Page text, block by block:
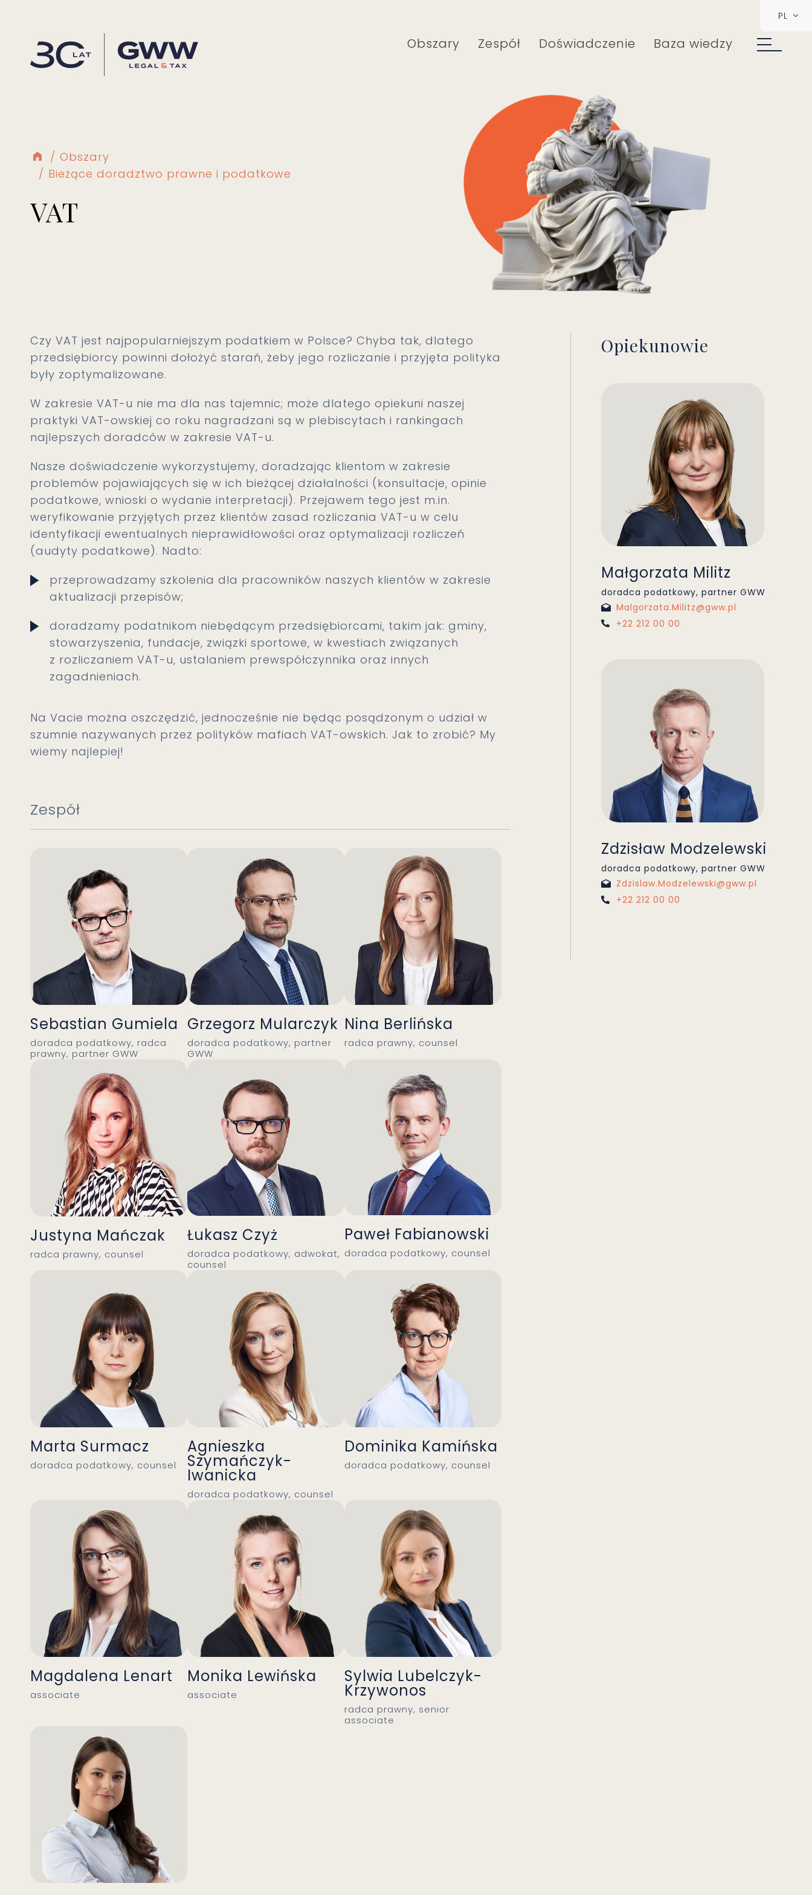
Obszary Zespół Doświadczenie Baza wiedzy
PL
Obszary
Bieżące doradztwo prawne i podatkowe
VAT
Czy VAT jest najpopularniejszym podatkiem w Polsce? Chyba tak, dlatego
przedsiębiorcy powinni dołożyć starań, żeby jego rozliczanie i przyjęta polityka
były zoptymalizowane.
W zakresie VAT-u nie ma dla nas tajemnic; może dlatego opiekuni naszej
praktyki VAT-owskiej co roku nagradzani są w plebiscytach i rankingach
najlepszych doradców w zakresie VAT-u.
Nasze doświadczenie wykorzystujemy, doradzając klientom w zakresie
problemów pojawiających się w ich bieżącej działalności (konsultacje, opinie
podatkowe, wnioski o wydanie interpretacji). Przejawem tego jest m.in.
weryfikowanie przyjętych przez klientów zasad rozliczania VAT-u w celu
identyfikacji ewentualnych nieprawidłowości oraz optymalizacji rozliczeń
(audyty podatkowe). Nadto:
przeprowadzamy szkolenia dla pracowników naszych klientów w zakresie
aktualizacji przepisów;
doradzamy podatnikom niebędącym przedsiębiorcami, takim jak: gminy,
stowarzyszenia, fundacje, związki sportowe, w kwestiach związanych
z rozliczaniem VAT-u, ustalaniem prewspółczynnika oraz innych
zagadnieniach.
Na Vacie można oszczędzić, jednocześnie nie będąc posądzonym o udział w
szumnie nazywanych przez polityków mafiach VAT-owskich. Jak to zrobić? My
wiemy najlepiej!
Zespół
Sebastian Gumiela
doradca podatkowy, radca
prawny, partner GWW
Grzegorz Mularczyk
doradca podatkowy, partner
GWW
Nina Berlińska
radca prawny, counsel
Justyna Mańczak
radca prawny, counsel
Łukasz Czyż
doradca podatkowy, adwokat,
counsel
Paweł Fabianowski
doradca podatkowy, counsel
Marta Surmacz
doradca podatkowy, counsel
Agnieszka
Szymańczyk-
Iwanicka
doradca podatkowy, counsel
Dominika Kamińska
doradca podatkowy, counsel
Magdalena Lenart
associate
Monika Lewińska
associate
Sylwia Lubelczyk-
Krzywonos
radca prawny, senior
associate
Opiekunowie
Małgorzata Militz
doradca podatkowy, partner GWW
Malgorzata.Militz@gww.pl
+22 212 00 00
Zdzisław Modzelewski
doradca podatkowy, partner GWW
Zdzislaw.Modzelewski@gww.pl
+22 212 00 00